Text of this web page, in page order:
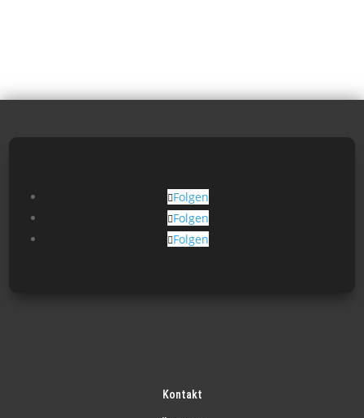
Folgen
Folgen
Folgen
Kontakt